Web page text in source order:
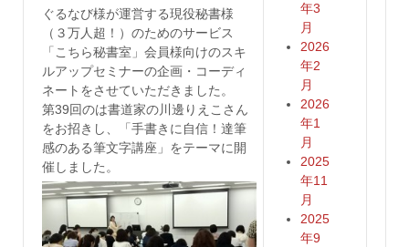
ぐるなび様が運営する現役秘書様
（３万人超！）のためのサービス
「こちら秘書室」会員様向けのスキ
ルアップセミナーの企画・コーディ
ネートをさせていただきました。
第39回のは書道家の川邊りえこさん
をお招きし、「手書きに自信！達筆
感のある筆文字講座」をテーマに開
催しました。
年3
月
2026
年2
月
2026
年1
月
2025
年11
月
2025
年9